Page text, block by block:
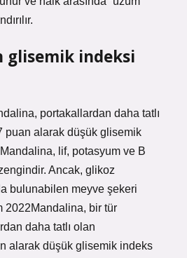
glisemik indeksi
portakallardan daha tatlı
puan alarak düşük glisemik
lif, potasyum ve B
Ancak, glikoz
bulunabilen meyve şekeri
2022Mandalina, bir tür
daha tatlı olan
alarak düşük glisemik indeks